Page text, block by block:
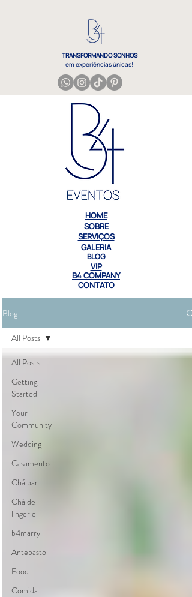
TRANSFORMANDO SONHOS
em experiências únicas!
eventos pré casamento despedida noivado
HOME
SOBRE
SERVIÇOS
GALERIA
BLOG
VIP
B4 COMPANY
CONTATO
Blog
All Posts
Getting
Started
Your
Community
Wedding
Casamento
Chá bar
Chá de
lingerie
b4marry
Antepasto
Food
Comida
All Posts